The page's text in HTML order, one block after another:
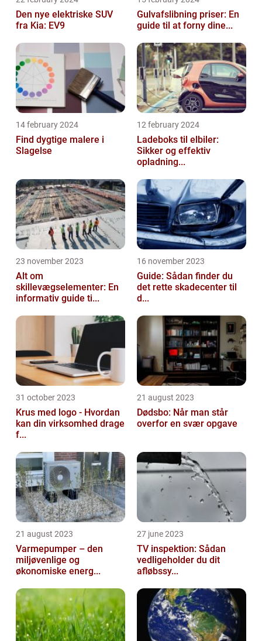
Den nye elektriske SUV
fra Kia: EV9
Gulvafslibning priser: En
guide til at forny dine...
14 february 2024
Find dygtige malere i
Slagelse
12 february 2024
Ladeboks til elbiler:
Sikker og effektiv
opladning...
23 november 2023
Alt om
skillevægselementer: En
informativ guide ti...
16 november 2023
Guide: Sådan finder du
det rette skadecenter til
d...
31 october 2023
Krus med logo - Hvordan
kan din virksomhed drage
f...
21 august 2023
Dødsbo: Når man står
overfor en svær opgave
21 august 2023
Varmepumper – den
miljøvenlige og
økonomiske energ...
27 june 2023
TV inspektion: Sådan
vedligeholder du dit
afløbssy...